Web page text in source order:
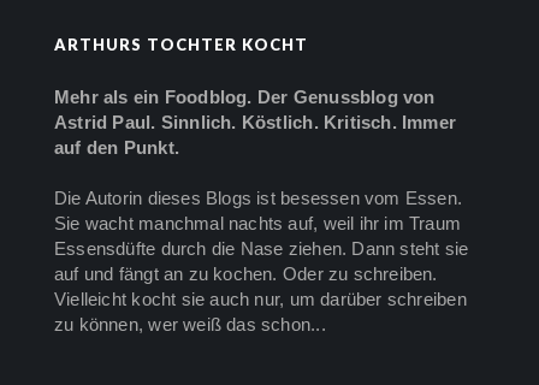
ARTHURS TOCHTER KOCHT
Mehr als ein Foodblog. Der Genussblog von
Astrid Paul. Sinnlich. Köstlich. Kritisch. Immer
auf den Punkt.
Die Autorin dieses Blogs ist besessen vom Essen.
Sie wacht manchmal nachts auf, weil ihr im Traum
Essensdüfte durch die Nase ziehen. Dann steht sie
auf und fängt an zu kochen. Oder zu schreiben.
Vielleicht kocht sie auch nur, um darüber schreiben
zu können, wer weiß das schon...